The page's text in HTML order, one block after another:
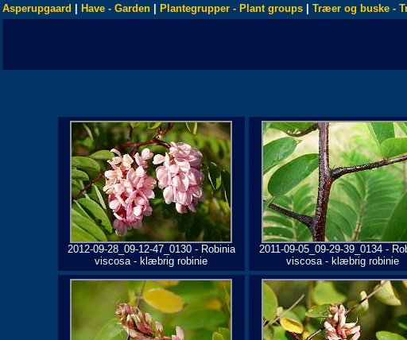
Asperupgaard Have - Garden Plantegrupper - Plant groups Træer og buske -
2012-09-28_09-12-47_0130 - Robinia
viscosa - klæbrig robinie
2011-09-05_09-29-39_0134 -
viscosa - klæbrig robinie